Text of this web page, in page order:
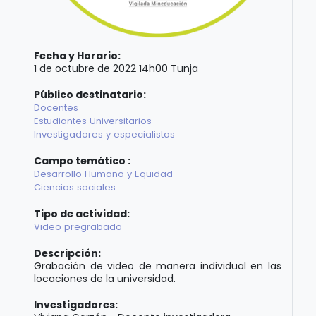
Fecha y Horario:
1 de octubre de 2022 14h00 Tunja
Público destinatario:
Docentes
Estudiantes Universitarios
Investigadores y especialistas
Campo temático :
Desarrollo Humano y Equidad
Ciencias sociales
Tipo de actividad:
Video pregrabado
Descripción:
Grabación de video de manera individual en las
locaciones de la universidad.
Investigadores: